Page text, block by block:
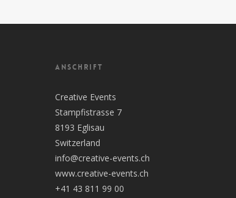
ANSCHRIFT
Creative Events
Stampfistrasse 7
8193 Eglisau
Switzerland
info@creative-events.ch
www.creative-events.ch
+41 43 811 99 00